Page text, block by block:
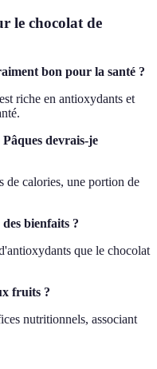
le chocolat de
bon pour la santé ?
riche en antioxydants et
devrais-je
de calories, une portion de
bienfaits ?
que le chocolat
fruits ?
nutritionnels, associant